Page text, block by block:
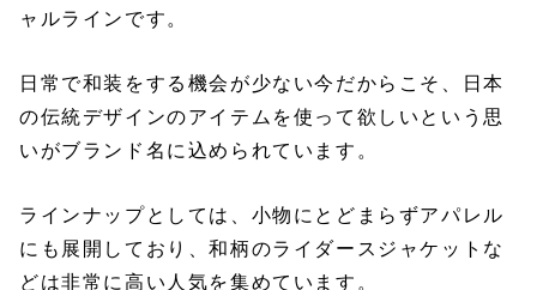
ャルラインです。
日常で和装をする機会が少ない今だからこそ、日本
の伝統デザインのアイテムを使って欲しいという思
いがブランド名に込められています。
ラインナップとしては、小物にとどまらずアパレル
にも展開しており、和柄のライダースジャケットな
どは非常に高い人気を集めています。